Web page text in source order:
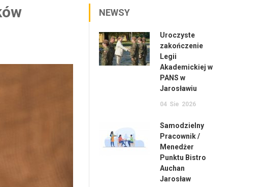
NEWSY
Uroczyste
zakończenie
Legii
Akademickiej w
PANS w
Jarosławiu
04 Sie 2026
Samodzielny
Pracownik /
Menedżer
Punktu Bistro
Auchan
Jarosław